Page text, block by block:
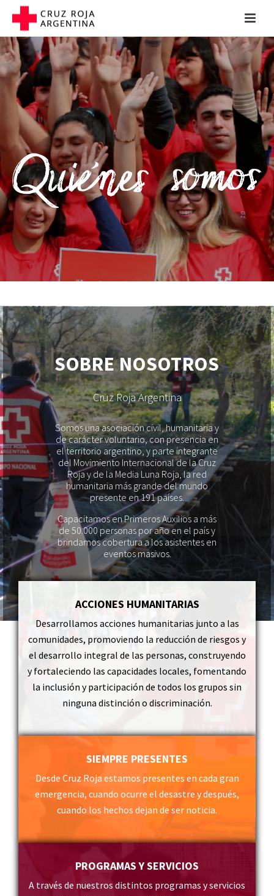
SOBRE NOSOTROS
Cruz Roja Argentina
Somos una asociación civil, humanitaria y
de carácter voluntario, con presencia en
el territorio argentino, y parte integrante
del Movimiento Internacional de la Cruz
Roja y de la Media Luna Roja, la red
humanitaria más grande del mundo
presente en 191 países.
Capacitamos en Primeros Auxilios a más
de 50.000 personas por año en el país y
brindamos cobertura a los asistentes en
eventos masivos.
ACCIONES HUMANITARIAS
Desarrollamos acciones humanitarias junto a las
comunidades, promoviendo la reducción de riesgos y
el desarrollo integral de las personas, construyendo
y fortaleciendo las capacidades locales, fomentando
la inclusión y participación de todos los grupos sin
ninguna distinción o discriminación.
SIEMPRE PRESENTES
Desde Cruz Roja estamos presentes en cada gran
emergencia, cuando ocurre el desastre y después,
cuando los hechos dejan de ser noticia.
PROGRAMAS Y SERVICIOS
A través de nuestros distintos programas y servicios